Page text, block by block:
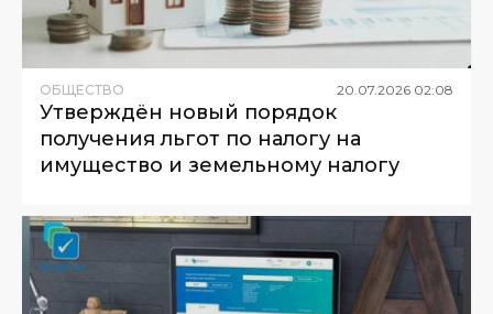
ОБЩЕСТВО 20 07 2026 02:08
Утверждён новый порядок
получения льгот по налогу на
имущество и земельному налогу